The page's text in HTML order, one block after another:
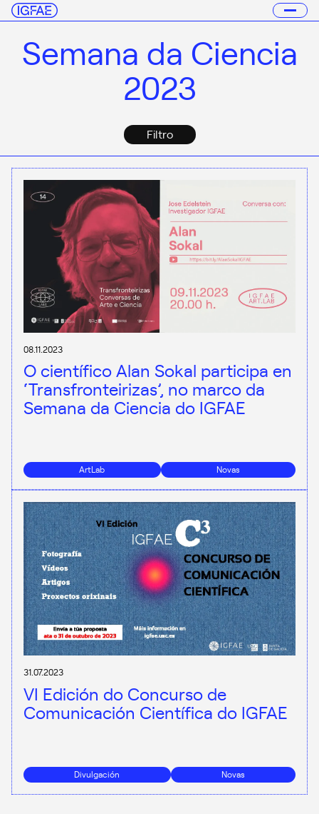
Semana da Ciencia
2023
Filtro
08.11.2023
O científico Alan Sokal participa en
‘Transfronteirizas’, no marco da
Semana da Ciencia do IGFAE
ArtLab Novas
31.07.2023
VI Edición do Concurso de
Comunicación Científica do IGFAE
Divulgación Novas